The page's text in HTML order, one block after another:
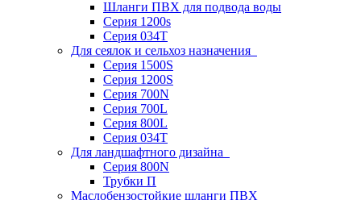
Шланги ПВХ для подвода воды
Серия 1200s
Серия 034Т
Для сеялок и сельхоз назначения
Серия 1500S
Серия 1200S
Серия 700N
Серия 700L
Серия 800L
Серия 034T
Для ландшафтного дизайна
Серия 800N
Трубки П
Маслобензостойкие шланги ПВХ